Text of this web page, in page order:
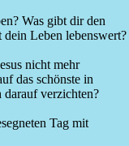
Was gibt dir den
Leben lebenswert?
nicht mehr
das schönste in
verzichten?
Tag mit